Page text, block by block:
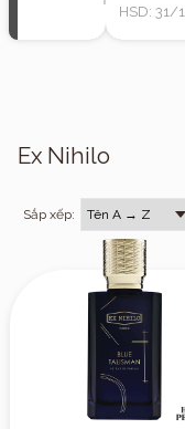
HSD: 31/
Ex Nihilo
Sắp xếp: